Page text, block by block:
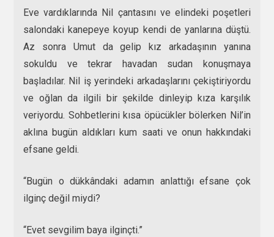
Eve vardıklarında Nil çantasını ve elindeki poşetleri
salondaki kanepeye koyup kendi de yanlarına düştü.
Az sonra Umut da gelip kız arkadaşının yanına
sokuldu ve tekrar havadan sudan konuşmaya
başladılar. Nil iş yerindeki arkadaşlarını çekiştiriyordu
ve oğlan da ilgili bir şekilde dinleyip kıza karşılık
veriyordu. Sohbetlerini kısa öpücükler bölerken Nil’in
aklına bugün aldıkları kum saati ve onun hakkındaki
efsane geldi.
“Bugün o dükkândaki adamın anlattığı efsane çok
ilginç değil miydi?
“Evet sevgilim baya ilginçti.”